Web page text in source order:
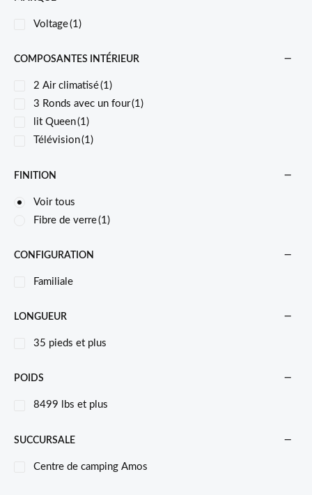
Voltage(1)
COMPOSANTES INTÉRIEUR
2 Air climatisé(1)
3 Ronds avec un four(1)
lit Queen(1)
Télévision(1)
FINITION
Voir tous
Fibre de verre(1)
CONFIGURATION
Familiale
LONGUEUR
35 pieds et plus
POIDS
8499 lbs et plus
SUCCURSALE
Centre de camping Amos